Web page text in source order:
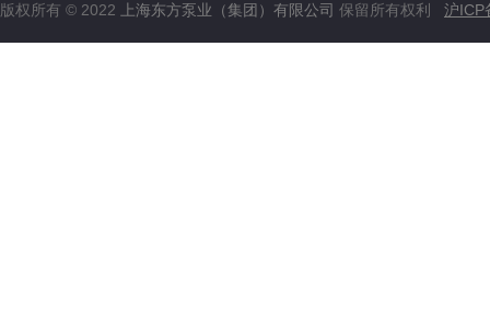
版权所有 © 2022 上海东方泵业（集团）有限公司 保留所有权利 沪ICP